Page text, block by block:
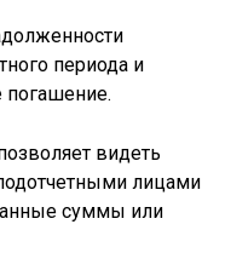
периода и
погашение.
видеть
лицами
суммы или